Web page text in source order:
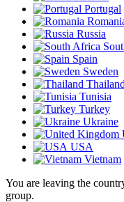
Portugal
Russia
Spain
Sweden
Thailand
Tunisia
Turkey
Ukraine
USA
Vietnam
You are leaving the
group.